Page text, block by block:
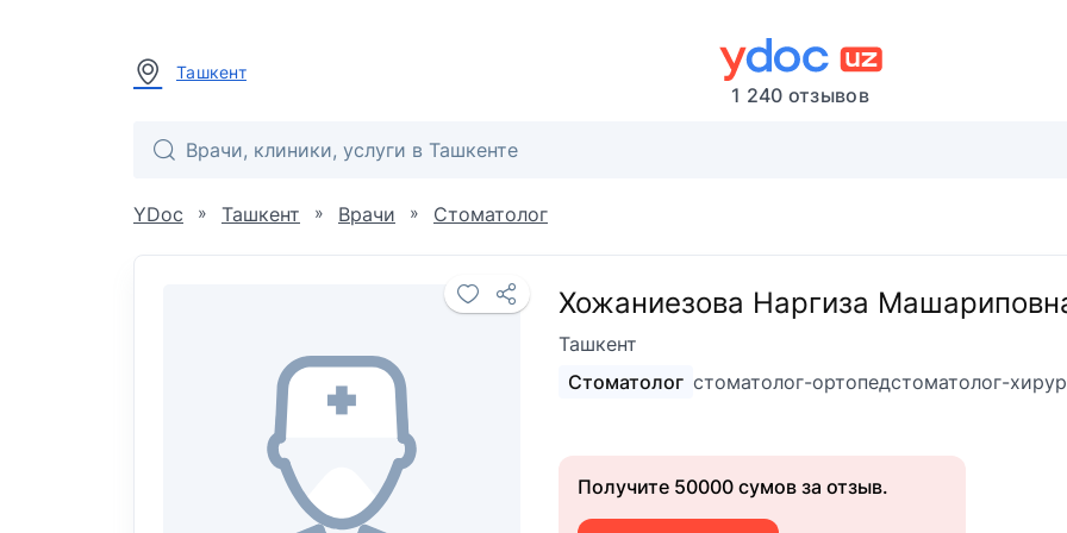
Ташкент
1 240 отзывов
YDoc » Ташкент » Врачи » Стоматолог
Хожаниезова Наргиза
Ташкент
Стоматолог стоматолог-ортопедстоматолог-
Получите 50000 сумов за отзыв.